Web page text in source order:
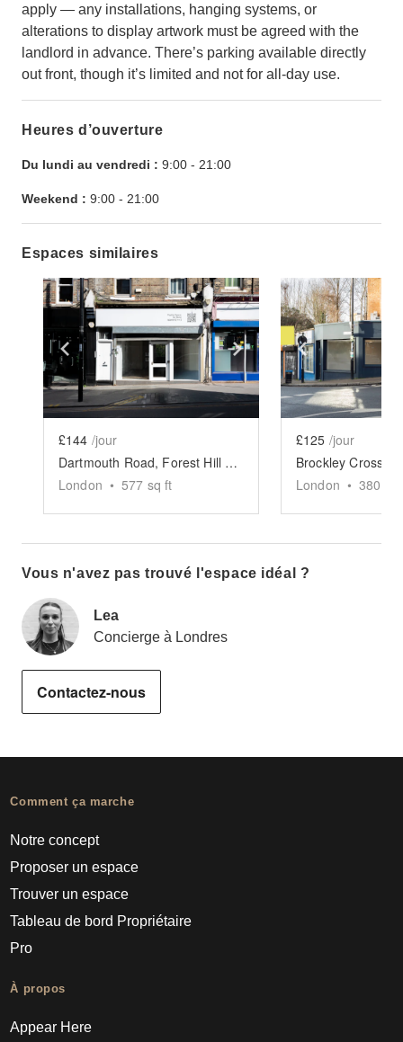
apply — any installations, hanging systems, or
alterations to display artwork must be agreed with the
landlord in advance. There’s parking available directly
out front, though it’s limited and not for all-day use.
Heures d’ouverture
Du lundi au vendredi : 9:00 - 21:00
Weekend : 9:00 - 21:00
Espaces similaires
Show previous slide Show next slide
£144 /jour
Dartmouth Road, Forest Hill - The Modern White Box
London • 577 sq ft
Show
£125 /jour
London • 380
Vous n'avez pas trouvé l'espace idéal ?
Lea
Concierge à Londres
Contactez-nous
Comment ça marche
Notre concept
Proposer un espace
Trouver un espace
Tableau de bord Propriétaire
Pro
À propos
Appear Here